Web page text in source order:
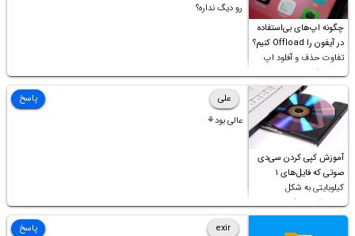
چگونه اپ‌های بی‌استفاده
در آیفون را Offload کنیم؟
تفاوت حذف و آفلود اپ
چیست؟
رو دیگ نداره؟
آموزش کپی کردن سی‌دی
صوتی که فایل‌های ۱
کیلوبایتی به شکل
شورت‌کات در آن موجود
است!
علی
عالی بود⚘
پاسخ
exir
پاسخ